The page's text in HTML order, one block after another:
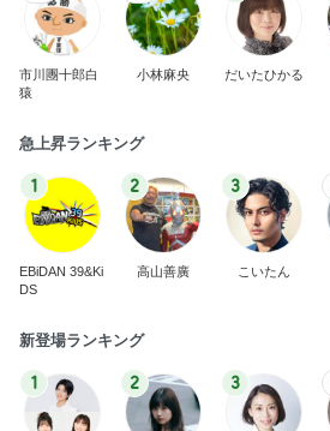
市川團十郎白
猿
小林麻央 だいたひかる
急上昇ランキング
1
EBiDAN 39&Ki
DS
2
高山善廣
3
こいたん
新登場ランキング
1 2 3